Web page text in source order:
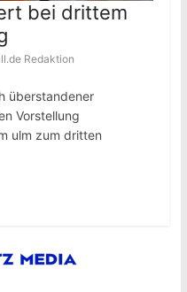
bei drittem
Redaktion
überstandener
Vorstellung
ulm zum dritten